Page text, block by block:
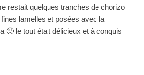
restait quelques tranches de chorizo
fines lamelles et posées avec la
🙂 le tout était délicieux et à conquis